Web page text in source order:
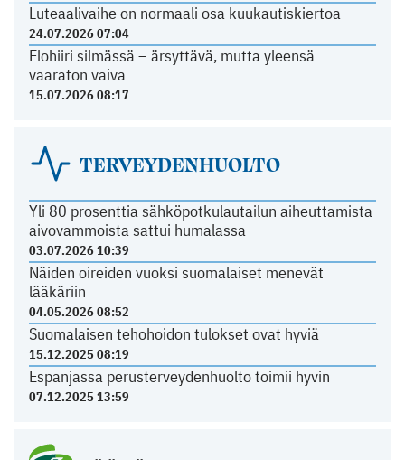
Luteaalivaihe on normaali osa kuukautiskiertoa
24.07.2026 07:04
Elohiiri silmässä – ärsyttävä, mutta yleensä
vaaraton vaiva
15.07.2026 08:17
TERVEYDENHUOLTO
Yli 80 prosenttia sähköpotkulautailun aiheuttamista
aivovammoista sattui humalassa
03.07.2026 10:39
Näiden oireiden vuoksi suomalaiset menevät
lääkäriin
04.05.2026 08:52
Suomalaisen tehohoidon tulokset ovat hyviä
15.12.2025 08:19
Espanjassa perusterveydenhuolto toimii hyvin
07.12.2025 13:59